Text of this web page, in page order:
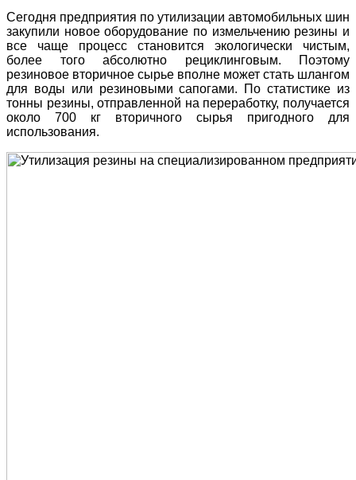
Сегодня предприятия по утилизации автомобильных шин
закупили новое оборудование по измельчению резины и
все чаще процесс становится экологически чистым,
более того абсолютно рециклинговым. Поэтому
резиновое вторичное сырье вполне может стать шлангом
для воды или резиновыми сапогами. По статистике из
тонны резины, отправленной на переработку, получается
около 700 кг вторичного сырья пригодного для
использования.